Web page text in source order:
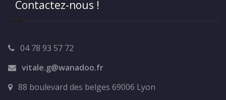
Contactez-nous !
04 78 93 57 72
vitale.g@wanadoo.fr
88 boulevard des belges 69006 Lyon